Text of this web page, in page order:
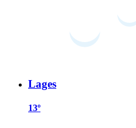
Lages
13º